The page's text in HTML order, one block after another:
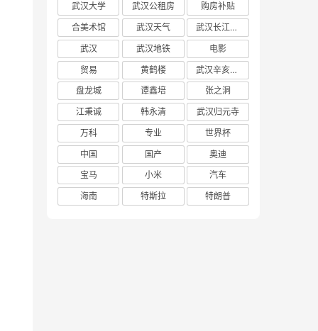
武汉大学 武汉公租房
购房补贴
合美术馆
武汉天气
武汉长江大桥
武汉
武汉地铁
电影
贸易
黄鹤楼
武汉辛亥革命博物馆
盘龙城
谭鑫培
张之洞
江秉诚
韩永清
武汉归元寺
万科
专业
世界杯
中国
国产
奥迪
宝马
小米
汽车
海南
特斯拉 特朗普